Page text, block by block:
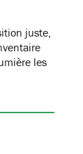
juste,
les